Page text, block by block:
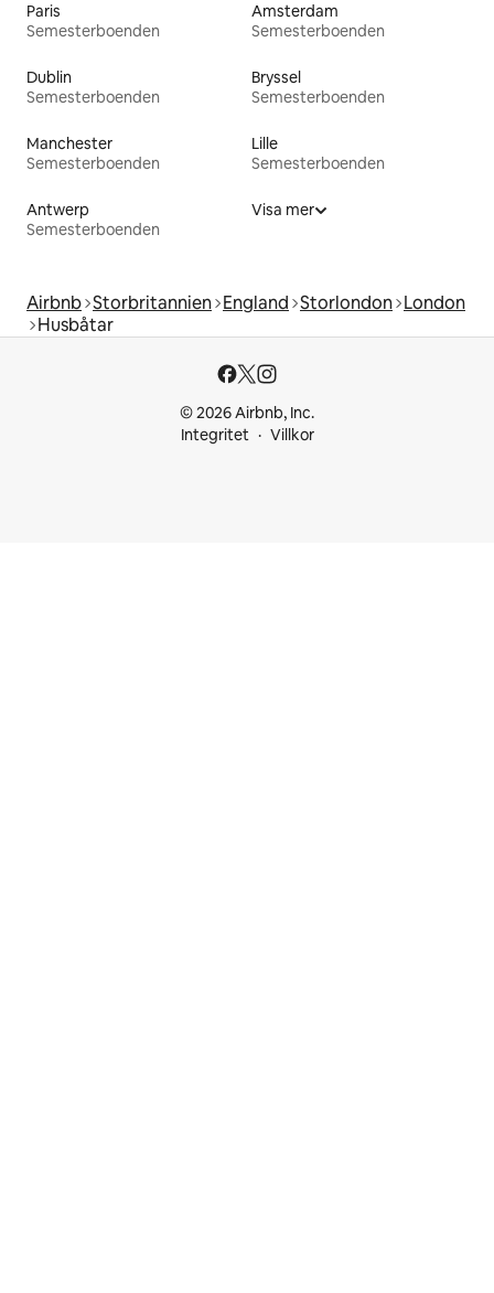
Paris
Semesterboenden
Amsterdam
Semesterboenden
Dublin
Semesterboenden
Bryssel
Semesterboenden
Manchester
Semesterboenden
Lille
Semesterboenden
Antwerp
Semesterboenden
Visa mer
Airbnb Storbritannien England Storlondon London
Husbåtar
© 2026 Airbnb, Inc.
Integritet
Villkor